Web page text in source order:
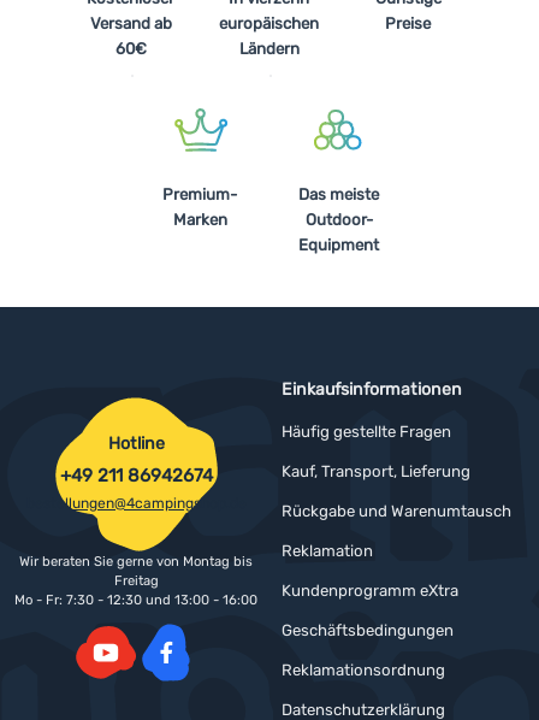
Versand ab
60€
europäischen
Ländern
Preise
Premium-
Marken
Das meiste
Outdoor-
Equipment
Einkaufsinformationen
Häufig gestellte Fragen
Kauf, Transport, Lieferung
Rückgabe und Warenumtausch
Reklamation
Kundenprogramm eXtra
Geschäftsbedingungen
Reklamationsordnung
Datenschutzerklärung
Hotline
+49 211 86942674
bestellungen@4campingshop.de
Wir beraten Sie gerne von Montag bis
Freitag
Mo - Fr: 7:30 - 12:30 und 13:00 - 16:00